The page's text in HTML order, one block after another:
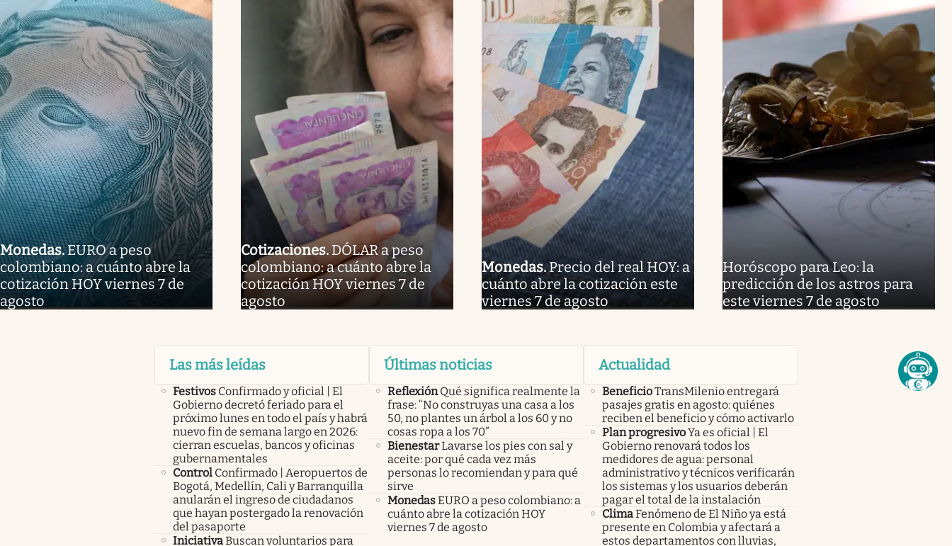
Monedas.EURO a peso
colombiano: a cuánto abre la
cotización HOY viernes 7 de
agosto
Cotizaciones.DÓLAR a peso
colombiano: a cuánto abre la
cotización HOY viernes 7 de
agosto
Monedas.Precio del real HOY: a
cuánto abre la cotización este
viernes 7 de agosto
Horóscopo para Leo: la
predicción de los astros para
este viernes 7 de agosto
Las más leídas
Festivos Confirmado y oficial | El
Gobierno decretó feriado para el
próximo lunes en todo el país y habrá
nuevo fin de semana largo en 2026:
cierran escuelas, bancos y oficinas
gubernamentales
Control Confirmado | Aeropuertos de
Bogotá, Medellín, Cali y Barranquilla
anularán el ingreso de ciudadanos
que hayan postergado la renovación
del pasaporte
IniciativaBuscan voluntarios para
Últimas noticias
Reflexión Qué significa realmente la
frase: “No construyas una casa a los
50, no plantes un árbol a los 60 y no
cosas ropa a los 70”
BienestarLavarse los pies con sal y
aceite: por qué cada vez más
personas lo recomiendan y para qué
sirve
MonedasEURO a peso colombiano: a
cuánto abre la cotización HOY
viernes 7 de agosto
Actualidad
BeneficioTransMilenio entregará
pasajes gratis en agosto: quiénes
reciben el beneficio y cómo activarlo
Plan progresivoYa es oficial | El
Gobierno renovará todos los
medidores de agua: personal
administrativo y técnicos verificarán
los sistemas y los usuarios deberán
pagar el total de la instalación
ClimaFenómeno de El Niño ya está
presente en Colombia y afectará a
estos departamentos con lluvias,